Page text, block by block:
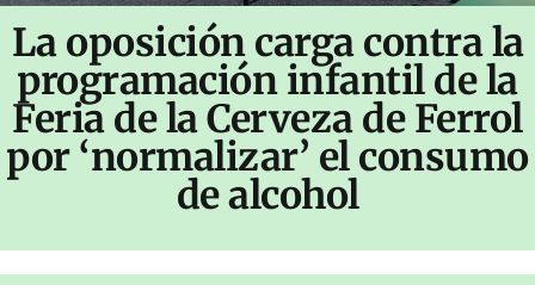
La oposición carga contra la
programación infantil de la
Feria de la Cerveza de Ferrol
por ‘normalizar’ el consumo
de alcohol